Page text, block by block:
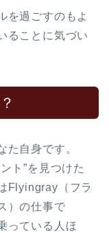
を過ごすのもよ
ることに気づい
た自身です。
ト”を見つけた
Flyingray（フラ
）の仕事で
っている人ほ